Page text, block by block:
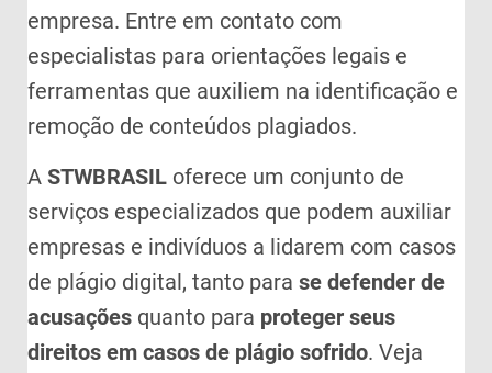
empresa. Entre em contato com
especialistas para orientações legais e
ferramentas que auxiliem na identificação e
remoção de conteúdos plagiados.
A STWBRASIL oferece um conjunto de
serviços especializados que podem auxiliar
empresas e indivíduos a lidarem com casos
de plágio digital, tanto para se defender de
acusações quanto para proteger seus
direitos em casos de plágio sofrido. Veja